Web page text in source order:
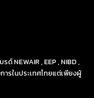
NEWAIR , EEP , NIBD ,
ารในประเทศไทยแต่เพียงผู้